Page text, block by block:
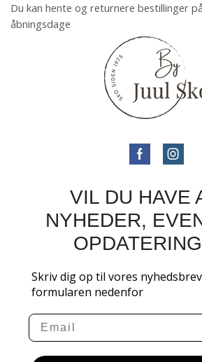
Du kan hente og returnere bestillinger
åbningsdage
VIL DU HAVE
NYHEDER,
Skriv dig op til vores
formularen nedenfor
Email